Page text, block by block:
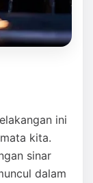
ini
kita.
sinar
dalam